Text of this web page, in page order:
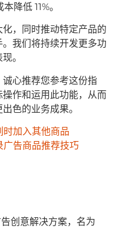
降低 11%。
，同时推动特定产品的
我们将持续开发更多功
。
心推荐您参考这份指
作和运用此功能，从而
色的业务成果。
加入其他商品
广告商品推荐技巧
创意解决方案，名为